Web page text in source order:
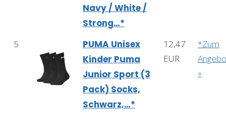
Navy / White /
Strong…*
5
PUMA Unisex
Kinder Puma
Junior Sport (3
Pack) Socks,
Schwarz,…*
12,47
EUR
*Zum
»